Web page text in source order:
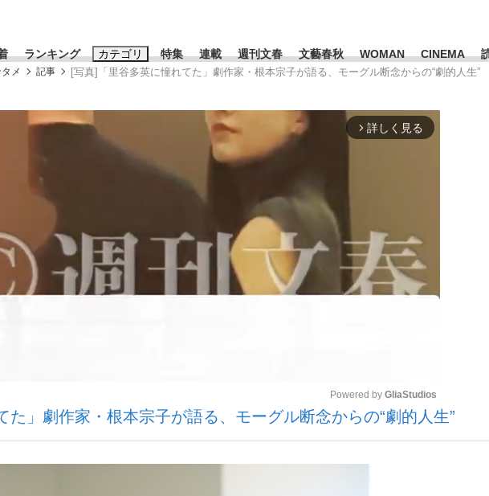
ランキング カテゴリ 特集
いまさら聞け
連載 週刊文春 文藝春秋 WOMAN CINEMA
おすすめのキーワードタグ一覧
#藤田晋 #高市早苗 #森岡毅 #城彰二
メ 記事 [写真]「里谷多英に憧れてた」劇作家・根本宗子が語る、モーグル断念からの“劇的人生”
arrow_forward_ios 詳しく見る
Mute
Powered by GliaStudios
た」劇作家・根本宗子が語る、モーグル断念からの“劇的人生”